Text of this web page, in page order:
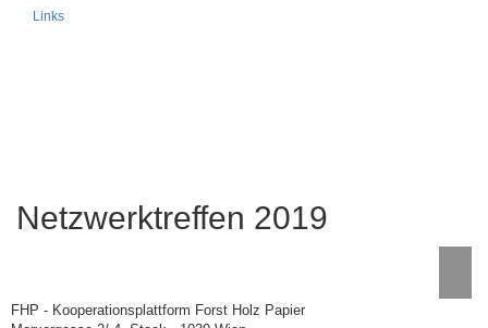
Links
Netzwerktreffen 2019
FHP - Kooperationsplattform Forst Holz Papier